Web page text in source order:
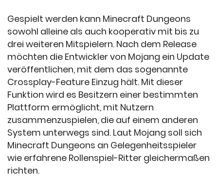
Gespielt werden kann Minecraft Dungeons
sowohl alleine als auch kooperativ mit bis zu
drei weiteren Mitspielern. Nach dem Release
möchten die Entwickler von Mojang ein Update
veröffentlichen, mit dem das sogenannte
Crossplay-Feature Einzug hält. Mit dieser
Funktion wird es Besitzern einer bestimmten
Plattform ermöglicht, mit Nutzern
zusammenzuspielen, die auf einem anderen
System unterwegs sind. Laut Mojang soll sich
Minecraft Dungeons an Gelegenheitsspieler
wie erfahrene Rollenspiel-Ritter gleichermaßen
richten.